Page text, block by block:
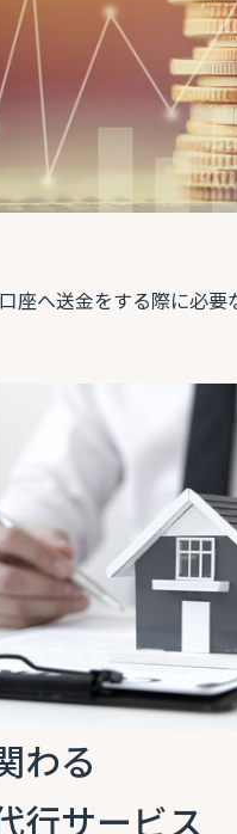
座へ送金をする際に必要
わる
行サービス